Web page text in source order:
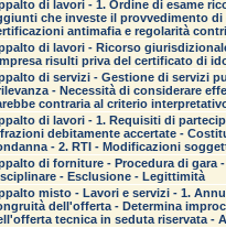
di lavori - 1. Ordine di esame
che investe il provvedimento
antimafia e regolarità
di lavori - Ricorso
risulti priva del certificato di
di servizi - Gestione di servizi
- Necessità di considerare
contraria al criterio
di lavori - 1. Requisiti di
debitamente accertate -
- 2. RTI - Modificazioni
di forniture - Procedura di
- Esclusione - Legittimità
misto - Lavori e servizi - 1.
dell'offerta - Determina
tecnica in seduta riservata -